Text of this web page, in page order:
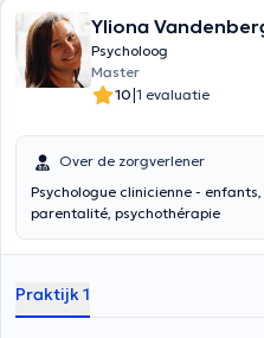
Yliona
Psycholoog
Master
10|1 evaluatie
Over de zorgverlener
Psychologue clinicienne -
parentalité, psychothérapie
Praktijk 1